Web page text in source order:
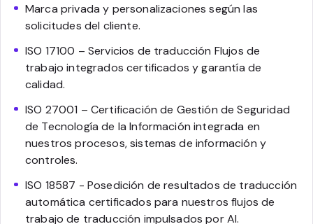
Marca privada y personalizaciones según las
solicitudes del cliente.
ISO 17100 – Servicios de traducción Flujos de
trabajo integrados certificados y garantía de
calidad.
ISO 27001 – Certificación de Gestión de Seguridad
de Tecnología de la Información integrada en
nuestros procesos, sistemas de información y
controles.
ISO 18587 - Posedición de resultados de traducción
automática certificados para nuestros flujos de
trabajo de traducción impulsados por AI.